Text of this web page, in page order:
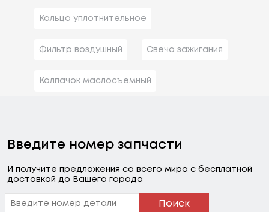
Кольцо уплотнительное
Фильтр воздушный Свеча зажигания
Колпачок маслосъемный
Введите номер запчасти
И получите предложения со всего мира с бесплатной
доставкой до Вашего города
Поиск